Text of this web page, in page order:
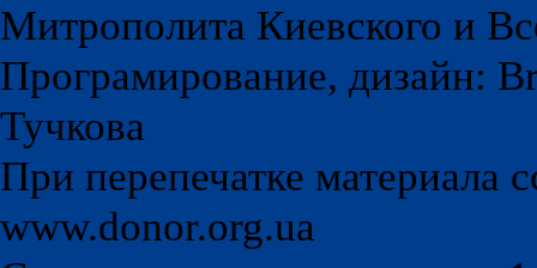
Митрополита Киевского и
Програмирование, дизайн:
Тучкова
При перепечатке материала
www.donor.org.ua